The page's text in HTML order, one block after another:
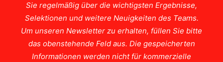
Sie regelmäßig über die wichtigsten Ergebnisse,
Selektionen und weitere Neuigkeiten des Teams.
Um unseren Newsletter zu erhalten, füllen Sie bitte
das obenstehende Feld aus. Die gespeicherten
Informationen werden nicht für kommerzielle